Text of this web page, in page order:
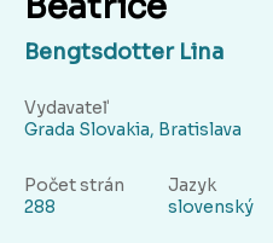
Bengtsdotter Lina
Vydavateľ
Grada Slovakia, Bratislava
Počet strán
288
Jazyk
slovenský